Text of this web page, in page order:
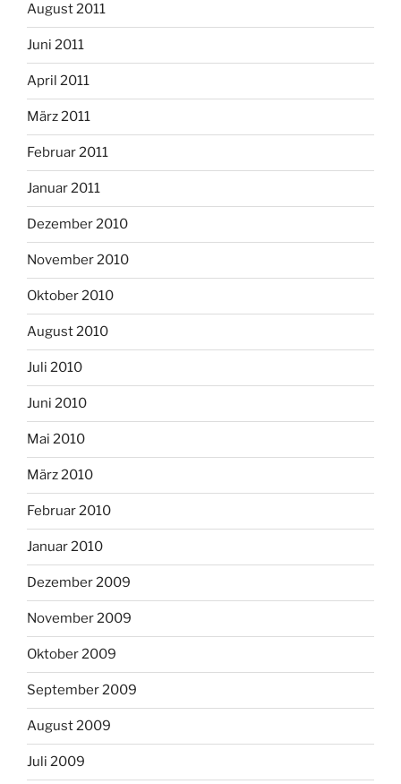
August 2011
Juni 2011
April 2011
März 2011
Februar 2011
Januar 2011
Dezember 2010
November 2010
Oktober 2010
August 2010
Juli 2010
Juni 2010
Mai 2010
März 2010
Februar 2010
Januar 2010
Dezember 2009
November 2009
Oktober 2009
September 2009
August 2009
Juli 2009